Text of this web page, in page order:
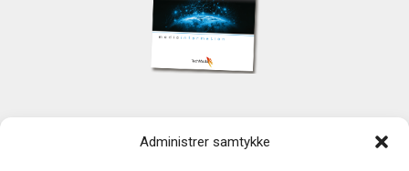
Administrer samtykke
TechMedia A/S